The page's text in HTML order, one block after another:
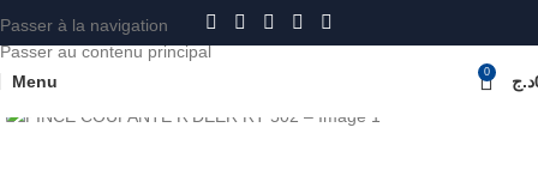
Passer à la navigation
Passer au contenu principal
Menu
0 د.ج Accueil